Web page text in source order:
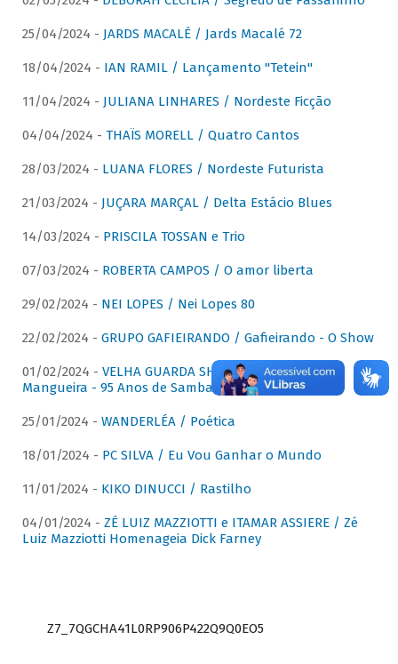
25/04/2024 - JARDS MACALÉ / Jards Macalé 72
18/04/2024 - IAN RAMIL / Lançamento "Tetein"
11/04/2024 - JULIANA LINHARES / Nordeste Ficção
04/04/2024 - THAÏS MORELL / Quatro Cantos
28/03/2024 - LUANA FLORES / Nordeste Futurista
21/03/2024 - JUÇARA MARÇAL / Delta Estácio Blues
14/03/2024 - PRISCILA TOSSAN e Trio
07/03/2024 - ROBERTA CAMPOS / O amor liberta
29/02/2024 - NEI LOPES / Nei Lopes 80
22/02/2024 - GRUPO GAFIEIRANDO / Gafieirando - O Show
01/02/2024 - VELHA GUARDA SHOW DA MANGUEIRA /
Mangueira - 95 Anos de Samba
25/01/2024 - WANDERLÉA / Poética
18/01/2024 - PC SILVA / Eu Vou Ganhar o Mundo
11/01/2024 - KIKO DINUCCI / Rastilho
04/01/2024 - ZÉ LUIZ MAZZIOTTI e ITAMAR ASSIERE / Zé
Luiz Mazziotti Homenageia Dick Farney
Z7_7QGCHA41L0RP906P422Q9Q0EO5